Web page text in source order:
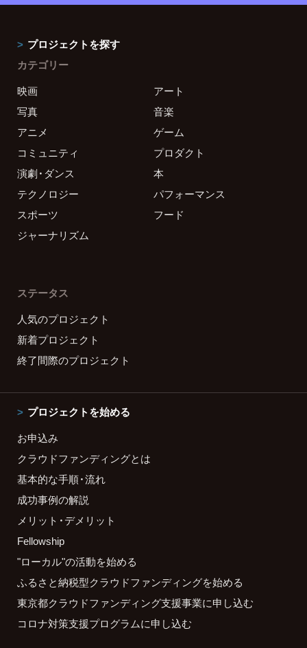
プロジェクトを探す
カテゴリー
映画
アート
写真
音楽
アニメ
ゲーム
コミュニティ
プロダクト
演劇・ダンス
本
テクノロジー
パフォーマンス
スポーツ
フード
ジャーナリズム
ステータス
人気のプロジェクト
新着プロジェクト
終了間際のプロジェクト
プロジェクトを始める
お申込み
クラウドファンディングとは
基本的な手順・流れ
成功事例の解説
メリット・デメリット
Fellowship
"ローカル"の活動を始める
ふるさと納税型クラウドファンディングを始める
東京都クラウドファンディング支援事業に申し込む
コロナ対策支援プログラムに申し込む